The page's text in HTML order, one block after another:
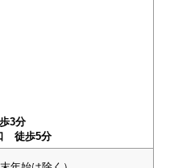
3分
徒歩5分